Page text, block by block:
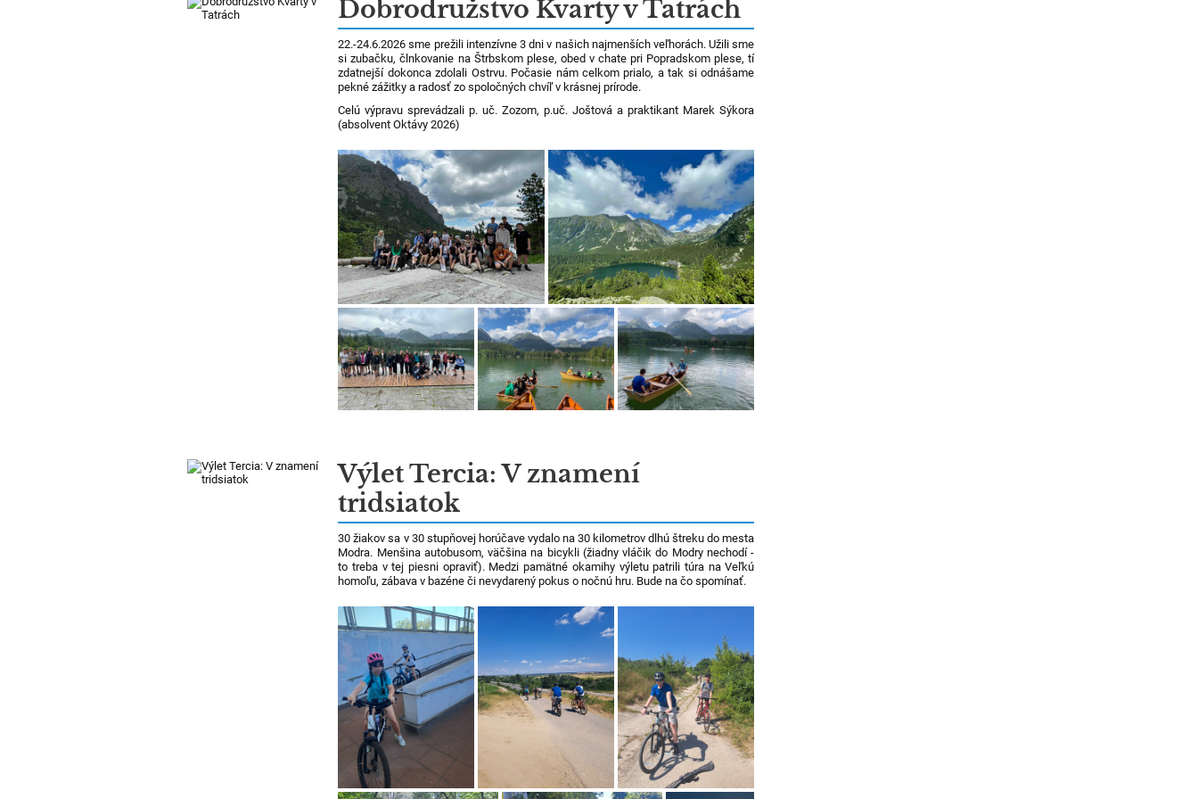
Dobrodružstvo Kvarty v Tatrách
22.-24.6.2026 sme prežili intenzívne 3 dni v našich najmenších veľhorách. Užili sme
si zubačku, člnkovanie na Štrbskom plese, obed v chate pri Popradskom plese, tí
zdatnejší dokonca zdolali Ostrvu. Počasie nám celkom prialo, a tak si odnášame
pekné zážitky a radosť zo spoločných chvíľ v krásnej prírode.
Celú výpravu sprevádzali p. uč. Zozom, p.uč. Joštová a praktikant Marek Sýkora
(absolvent Oktávy 2026)
Výlet Tercia: V znamení
tridsiatok
30 žiakov sa v 30 stupňovej horúčave vydalo na 30 kilometrov dlhú štreku do mesta
Modra. Menšina autobusom, väčšina na bicykli (žiadny vláčik do Modry nechodí -
to treba v tej piesni opraviť). Medzi pamätné okamihy výletu patrili túra na Veľkú
homoľu, zábava v bazéne či nevydarený pokus o nočnú hru. Bude na čo spomínať.